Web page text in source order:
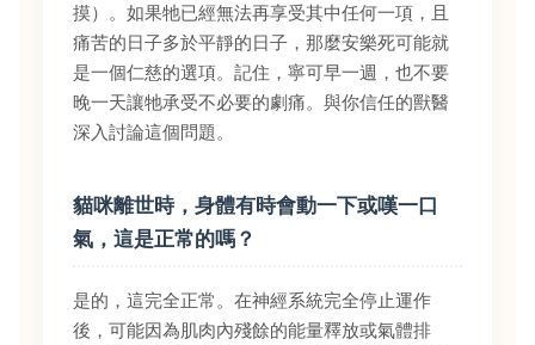
摸）。如果牠已經無法再享受其中任何一項，且
痛苦的日子多於平靜的日子，那麼安樂死可能就
是一個仁慈的選項。記住，寧可早一週，也不要
晚一天讓牠承受不必要的劇痛。與你信任的獸醫
深入討論這個問題。
貓咪離世時，身體有時會動一下或嘆一口
氣，這是正常的嗎？
是的，這完全正常。在神經系統完全停止運作
後，可能因為肌肉內殘餘的能量釋放或氣體排